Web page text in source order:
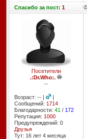
Спасибоза пост: 1
Посетители
.:Dr.Who:.
--
Возраст: -- |
|
Сообщений: 1714
Благодарности: 41 / 172
Репутация: 1000
Предупреждений: 0
Друзья
Тут: 16 лет 4 месяцa